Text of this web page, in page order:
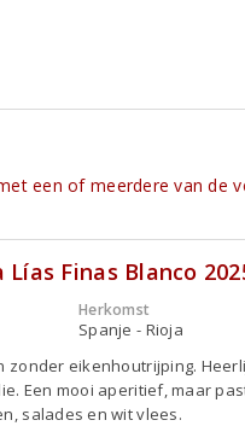
een of meerdere van de
Lías Finas Blanco
Herkomst
Spanje - Rioja
zonder eikenhoutrijping.
Een mooi aperitief, maar
salades en wit vlees.